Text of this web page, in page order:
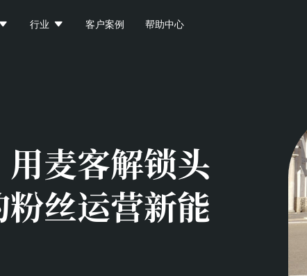
 行业  客户案例 帮助中心
用麦客解锁头
丝运营新能